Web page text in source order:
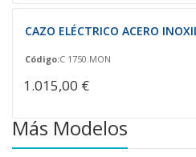
CAZO ELÉCTRICO ACERO
Código:C 1750.MON
1.015,00 €
Más Modelos